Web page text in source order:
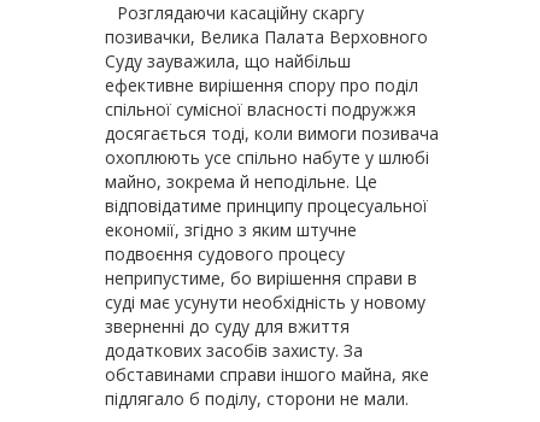
Розглядаючи касаційну скаргу
позивачки, Велика Палата Верховного
Суду зауважила, що найбільш
ефективне вирішення спору про поділ
спільної сумісної власності подружжя
досягається тоді, коли вимоги позивача
охоплюють усе спільно набуте у шлюбі
майно, зокрема й неподільне. Це
відповідатиме принципу процесуальної
економії, згідно з яким штучне
подвоєння судового процесу
неприпустиме, бо вирішення справи в
суді має усунути необхідність у новому
зверненні до суду для вжиття
додаткових засобів захисту. За
обставинами справи іншого майна, яке
підлягало б поділу, сторони не мали.